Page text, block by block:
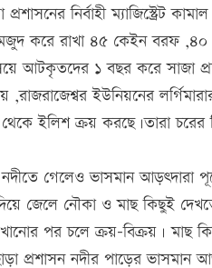
নির্বাহী ম্যাজিস্ট্রেট
মজুদ করে রাখা ৪৫ কেইন বরফ
আটকৃতদের ১ বছর করে সাজা
,রাজরাজেশ্বর ইউনিয়নের
ইলিশ ক্রয় করছে।তারা
নদীতে গেলেও ভাসমান
জেলে নৌকা ও মাছ কিছুই
পর চলে ক্রয়-বিক্রয়। মাছ
প্রশাসন নদীর পাড়ের